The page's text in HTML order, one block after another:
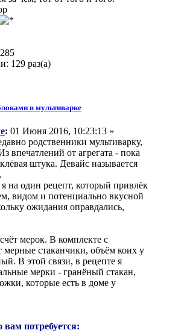
129 раз(а)
в мультиварке
: 01 Июня 2016, 10:23:13 »
родственники мультиварку,
впечатлений от агрегата - пока
штука. Девайс называется
на один рецепт, который привлёк
видом и потенциально вкусной
ожидания оправдались,
мерок. В комплекте с
мерные стаканчики, объём коих у
В этой связи, в рецепте я
мерки - гранёный стакан,
которые есть в доме у
вам потребуется: